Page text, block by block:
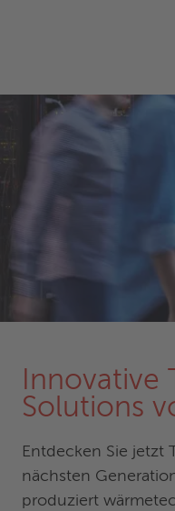
Innovative
Solutions
Entdecken Sie jetzt
nächsten
produziert